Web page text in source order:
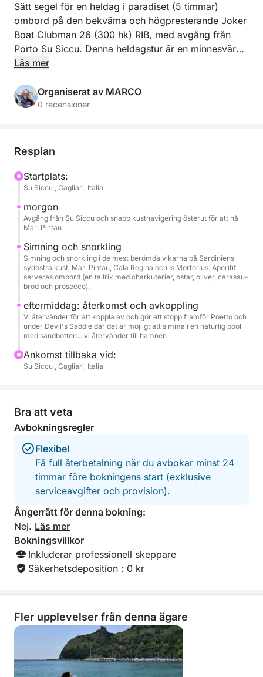
Sätt segel för en heldag i paradiset (5 timmar)
ombord på den bekväma och högpresterande Joker
Boat Clubman 26 (300 hk) RIB, med avgång från
Porto Su Siccu. Denna heldagstur är en minnesvärd
resa längs Cagliaris östkust, och når den orörda
Med snabb navigering kommer du att njuta av de
riklig sardisk aperitif som serveras ombord: ett
carasau-bröd.
Ombord kan du njuta av kylt vatten, en minibar samt
lokal prosecco och chips för att runda av dagen.
Läs mer
Organiserat av MARCO
0 recensioner
Resplan
Startplats:
Su Siccu , Cagliari, Italia
morgon
Avgång från Su Siccu och snabb kustnavigering österut för att nå
Mari Pintau
Simning och snorkling
Simning och snorkling i de mest berömda vikarna på Sardiniens
sydöstra kust: Mari Pintau, Cala Regina och Is Mortorius. Aperitif
serveras ombord (en tallrik med charkuterier, ostar, oliver, carasau-
bröd och prosecco).
eftermiddag: återkomst och avkoppling
Vi återvänder för att koppla av och gör ett stopp framför Poetto och
under Devil's Saddle där det är möjligt att simma i en naturlig pool
med sandbotten... vi återvänder till hamnen
Ankomst tillbaka vid:
Su Siccu , Cagliari, Italia
Bra att veta
Avbokningsregler
Flexibel
Få full återbetalning när du avbokar minst 24
timmar före bokningens start (exklusive
serviceavgifter och provision).
Ångerrätt för denna bokning:
Nej. Läs mer
Bokningsvillkor
Inkluderar professionell skeppare
Säkerhetsdeposition : 0 kr
Fler upplevelser från denna ägare